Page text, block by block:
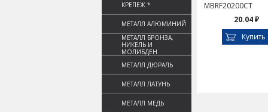
КРЕПЕЖ *
МЕТАЛЛ АЛЮМИНИЙ
МЕТАЛЛ БРОНЗА,
НИКЕЛЬ И
МОЛИБДЕН
МЕТАЛЛ ДЮРАЛЬ
МЕТАЛЛ ЛАТУНЬ
МЕТАЛЛ МЕДЬ
MBRF20200CT
20.04 ₽
Купить